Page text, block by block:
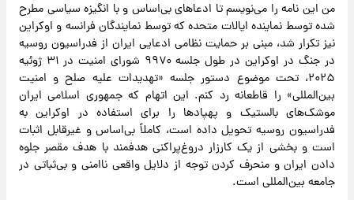
من این نامه را می‌نویسم تا ادعاهای بی‌اساس و با انگیزه سیاسی مطرح
شده توسط نماینده ایالات متحده که توسط نمایندگان فرانسه و اوکراین
نیز تکرار شد، مبنی بر حمایت نظامی ادعایی ایران از فدراسیون روسیه
در جنگ در اوکراین در طول جلسه ۹۹۷۰ شورای امنیت در ۳۱ ژوئیه
۲۰۲۵، تحت موضوع دستور جلسه «تهدیدات علیه صلح و امنیت
بین‌المللی» را قاطعانه رد کنم. این اتهام که جمهوری اسلامی ایران
موشک‌های بالستیک و پهپادها را برای استفاده در اوکراین به
فدراسیون روسیه تحویل داده است، کاملاً بی‌اساس و غیرقابل اثبات
است و بخشی از یک کارزار دروغ‌پراکنی هدفمند با هدف مقصر جلوه
دادن ایران و منحرف کردن توجه از دلایل واقعی ناامنی و بی‌ثباتی در
جامعه بین‌المللی است.